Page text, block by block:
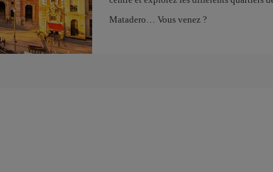
Matadero… Vous venez ?